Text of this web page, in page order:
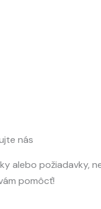
nás
alebo požiadavky,
pomôcť!